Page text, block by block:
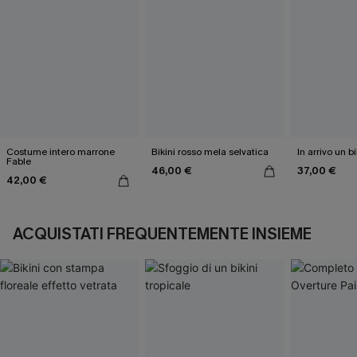
Costume intero marrone
Fable
42,00 €
Bikini rosso mela selvatica
46,00 €
In arrivo un
37,00 €
ACQUISTATI FREQUENTEMENTE INSIEME